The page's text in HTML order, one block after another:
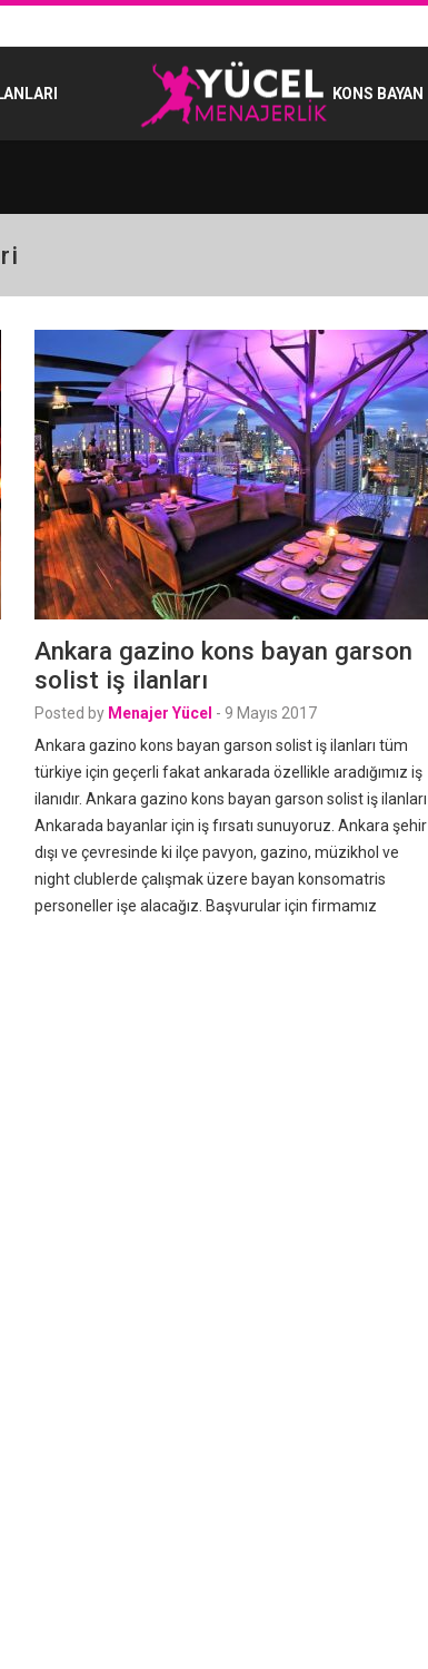
KONS BAYAN
Ankara gazino kons bayan garson
solist iş ilanları
Posted by Menajer Yücel - 9 Mayıs 2017
Ankara gazino kons bayan garson solist iş ilanları tüm
türkiye için geçerli fakat ankarada özellikle aradığımız iş
ilanıdır. Ankara gazino kons bayan garson solist iş ilanları
Ankarada bayanlar için iş fırsatı sunuyoruz. Ankara şehir
dışı ve çevresinde ki ilçe pavyon, gazino, müzikhol ve
night clublerde çalışmak üzere bayan konsomatris
personeller işe alacağız. Başvurular için firmamız